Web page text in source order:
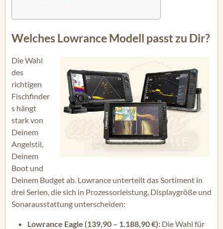
Welches Lowrance Modell passt zu Dir?
Die Wahl
des
richtigen
Fischfinder
s hängt
stark von
Deinem
Angelstil,
Deinem
Boot und
Deinem Budget ab. Lowrance unterteilt das Sortiment in
drei Serien, die sich in Prozessorleistung, Displaygröße und
Sonarausstattung unterscheiden:
Lowrance Eagle (139,90 – 1.188,90 €): Die Wahl für